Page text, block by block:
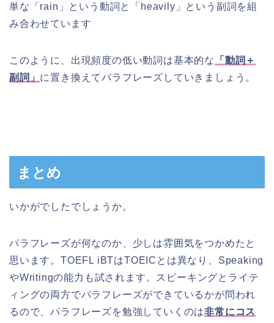
単な「rain」という動詞と「heavily」という副詞を組
み合わせています
このように、出現頻度の低い動詞は基本的な
「動詞＋
副詞」 に置き換えてパラフレーズしていきましょう。
まとめ
いかがでしたでしょうか。
パラフレーズが何なのか、少しは雰囲気をつかめたと
思います。TOEFL iBTはTOEICとは異なり、Speaking
やWritingの能力も試されます。スピーキングとライテ
ィングの両方でパラフレーズができているかが問われ
るので、パラフレーズを勉強していくのは非常にコス